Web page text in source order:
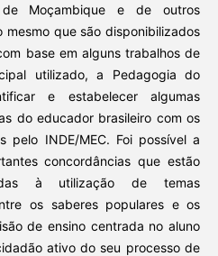
de Moçambique e de outros
que são disponibilizados
base em alguns trabalhos de
utilizado, a Pedagogia do
e estabelecer algumas
do educador brasileiro com os
pelo INDE/MEC. Foi possível a
concordâncias que estão
à utilização de temas
os saberes populares e os
de ensino centrada no aluno
ativo do seu processo de